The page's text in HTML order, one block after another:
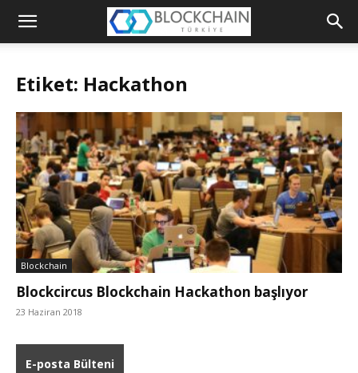
Blockchain
Etiket: Hackathon
Blockchain
Blockcircus Blockchain Hackathon başlıyor
23 Haziran 2018
E-posta Bülteni